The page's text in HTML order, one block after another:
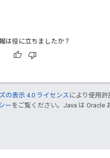
は役に立ちましたか？
の表示 4.0 ライセンス により使用
ーをご覧ください。Java は Oracle